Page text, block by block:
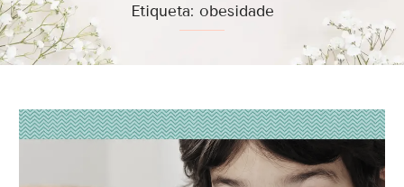
Etiqueta: obesidade